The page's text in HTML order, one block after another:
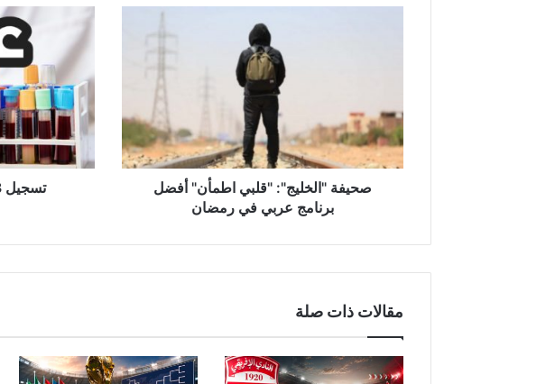
"
ا
ل
خ
"
ل
ب
ي
ا
صحيفة "الخليج": "قلبي اطمأن" أفضل
برنامج عربي في رمضان
ي
3
إ
ا
ج
ب
ك
و
تسجيل 3 إصابات جديدة بكورونا
مقالات ذات صلة